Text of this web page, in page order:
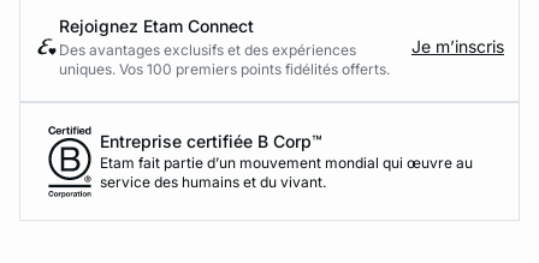
Rejoignez Etam Connect
Des avantages exclusifs et des expériences
uniques. Vos 100 premiers points fidélités offerts.
Je m’inscris
Entreprise certifiée B Corp™
Etam fait partie d’un mouvement mondial qui œuvre au
service des humains et du vivant.